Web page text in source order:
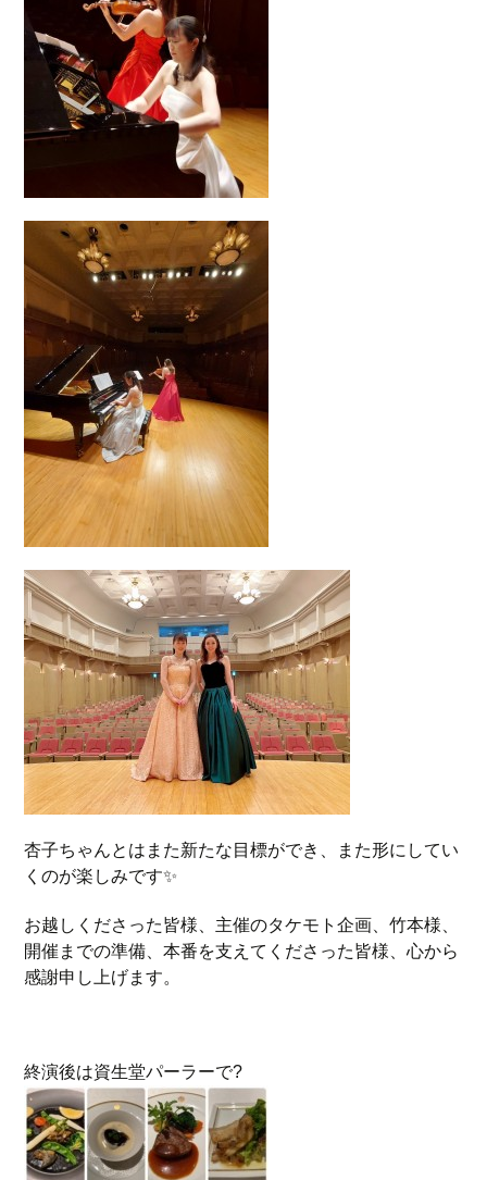
杏子ちゃんとはまた新たな目標ができ、また形にしてい
くのが楽しみです✨
お越しくださった皆様、主催のタケモト企画、竹本様、
開催までの準備、本番を支えてくださった皆様、心から
感謝申し上げます。
終演後は資生堂パーラーで?